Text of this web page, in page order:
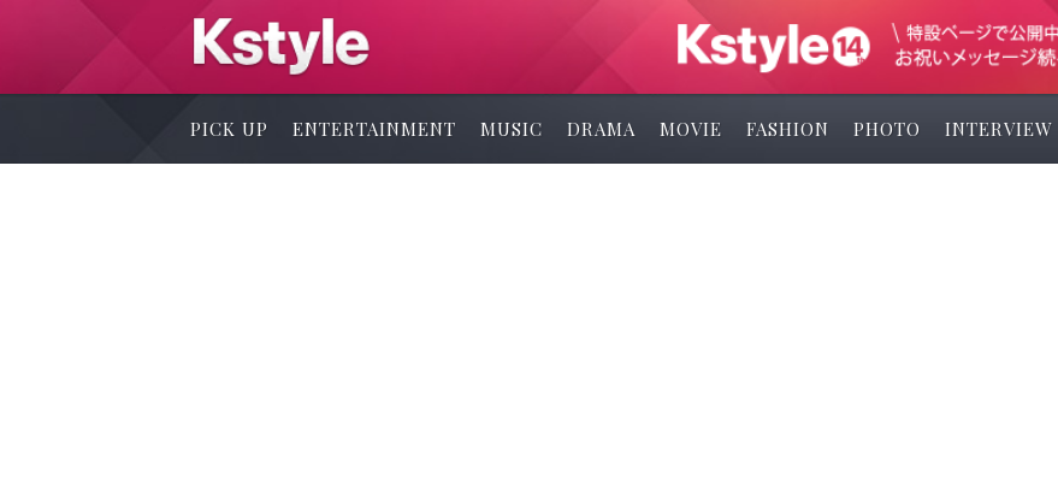
PICK UP ENTERTAINMENT MUSIC DRAMA MOVIE FASHION PHOTO INTERVIEW